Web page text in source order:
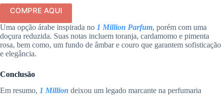
COMPRE AQUI
Uma opção árabe inspirada no 1 Million Parfum, porém com uma
doçura reduzida. Suas notas incluem toranja, cardamomo e pimenta
rosa, bem como, um fundo de âmbar e couro que garantem sofisticação
e elegância.
Conclusão
Em resumo, 1 Million deixou um legado marcante na perfumaria